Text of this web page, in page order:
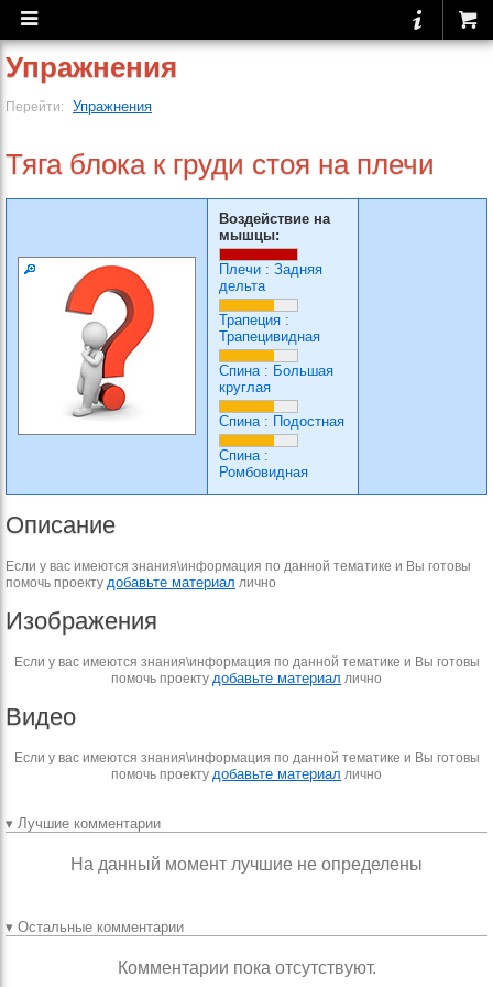
Упражнения
Перейти: Упражнения
Тяга блока к груди стоя на плечи
Воздействие на
мышцы:
Плечи : Задняя
дельта
Трапеция :
Трапецивидная
Спина: Большая
круглая
Спина: Подостная
Спина:
Ромбовидная
Описание
Если у вас имеются знания\информация по данной тематике и Вы готовы
помочь проекту добавьте материал лично
Изображения
Если у вас имеются знания\информация по данной тематике и Вы готовы
помочь проекту добавьте материал лично
Видео
Если у вас имеются знания\информация по данной тематике и Вы готовы
помочь проекту добавьте материал лично
▾ Лучшие комментарии
На данный момент лучшие не определены
▾ Остальные комментарии
Комментарии пока отсутствуют.